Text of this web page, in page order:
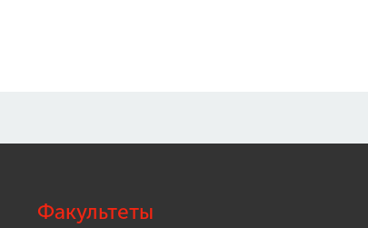
Факультеты